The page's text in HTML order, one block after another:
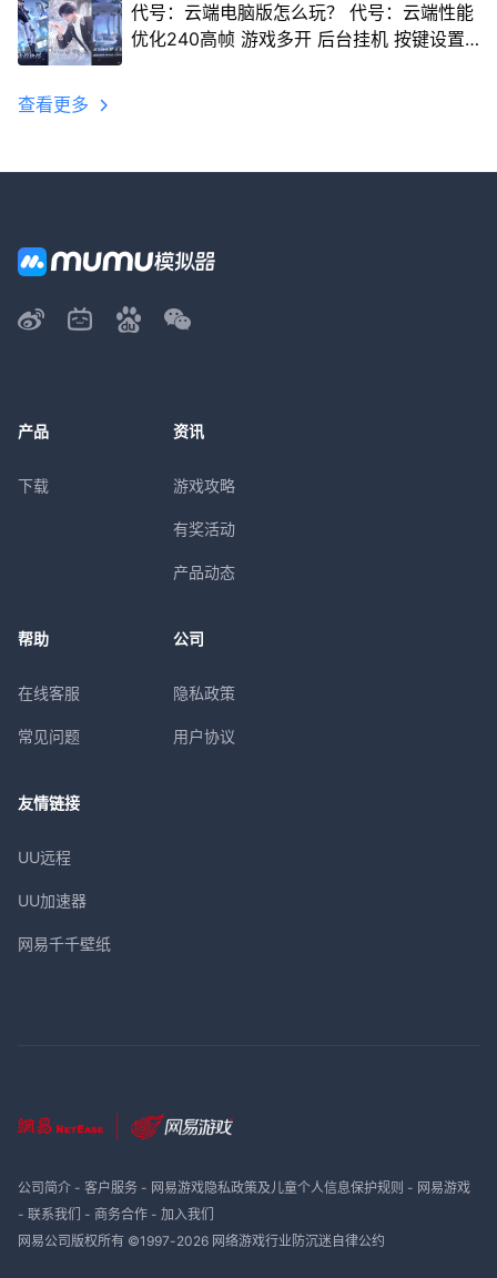
代号：云端电脑版怎么玩？ 代号：云端性能
优化240高帧 游戏多开 后台挂机 按键设置
查看更多
产品
下载
资讯
游戏攻略
有奖活动
产品动态
帮助
在线客服
常见问题
公司
隐私政策
用户协议
友情链接
UU远程
UU加速器
网易千千壁纸
公司简介- 客户服务- 网易游戏隐私政策及儿童个人信息保护规则 - 网易游戏
- 联系我们 - 商务合作- 加入我们
网易公司版权所有 ©1997-2026 网络游戏行业防沉迷自律公约